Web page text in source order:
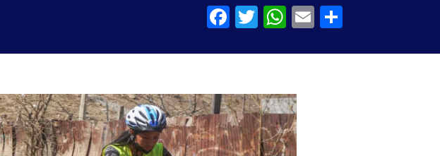
Facebook
Twitter
WhatsApp
Email